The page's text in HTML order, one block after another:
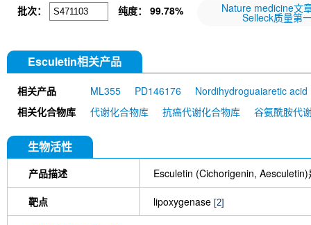
批次： 纯度： 99.78% Nature medicine文
Selleck质量第
Esculetin相关产品
相关产品 ML355 PD146176
Nordihydroguaiaretic acid
相关化合物库
代谢化合物库 抗癌代谢化合物库 谷氨酰胺代
生物活性
产品描述 Esculetin (Cichorigenin,
靶点 lipoxygenase [2]